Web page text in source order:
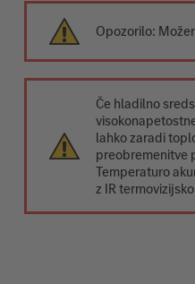
Opozorilo:
Če hladilno
lahko zaradi
preobremenitve
Temperaturo
z IR